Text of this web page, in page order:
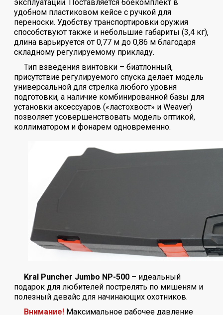
эксплуатации. Поставляется боекомплект в
удобном пластиковом кейсе с ручкой для
переноски. Удобству транспортировки оружия
способствуют также и небольшие габариты (3,4 кг),
длина варьируется от 0,77 м до 0,86 м благодаря
складному регулируемому прикладу.
Тип взведения винтовки – биатлонный,
присутствие регулируемого спуска делает модель
универсальной для стрелка любого уровня
подготовки, а наличие комбинированной базы для
установки аксессуаров («ластохвост» и Weaver)
позволяет усовершенствовать модель оптикой,
коллиматором и фонарем одновременно.
Kral Puncher Jumbo NP-500 – идеальный
подарок для любителей пострелять по мишеням и
полезный девайс для начинающих охотников.
Внимание! Максимальное рабочее давление